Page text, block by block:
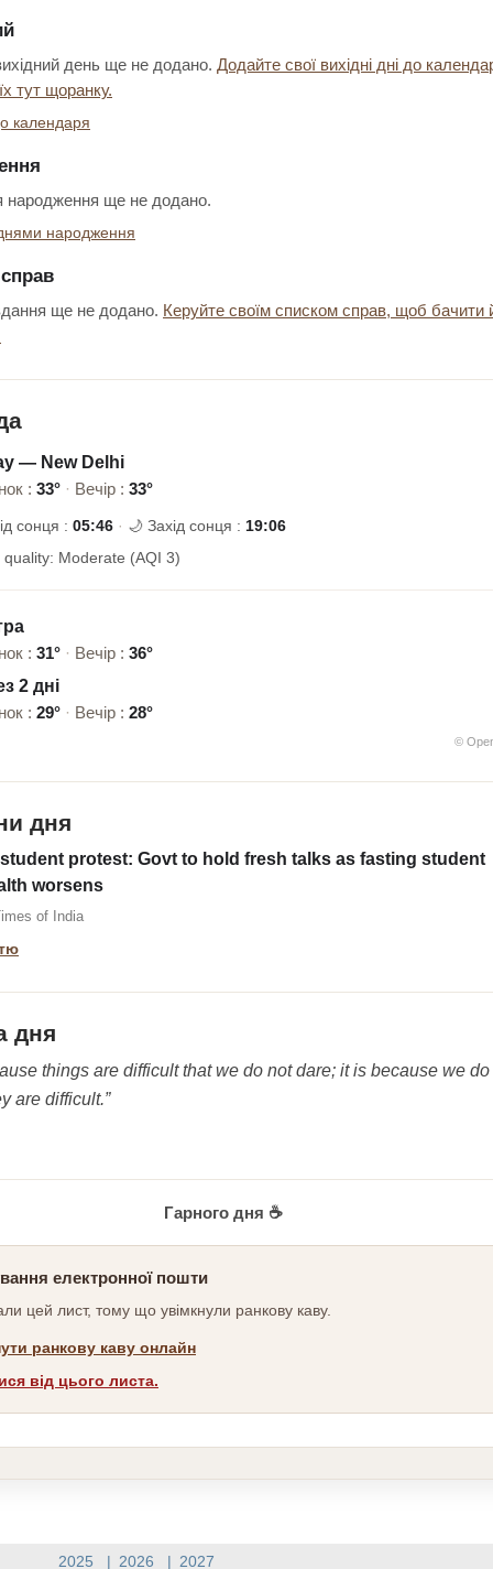
2025 | 2026 | 2027
день ще не додано. Додайте свої вихідні дні до
тут щоранку.
календаря
народження ще не додано.
народження
ще не додано. Керуйте своїм списком справ, щоб бачити
— New Delhi
: 33° · Вечір : 33°
сонця : 05:46 · 🌙 Захід сонця : 19:06
quality: Moderate (AQI 3)
: 31° · Вечір : 36°
2 дні
: 29° · Вечір : 28°
©
дня
protest: Govt to hold fresh talks as fasting student
worsens
of India
дня
things are difficult that we do not dare; it is because we do
are difficult.”
Гарного дня ☕
електронної пошти
цей лист, тому що увімкнули ранкову каву.
ранкову каву онлайн
від цього листа.